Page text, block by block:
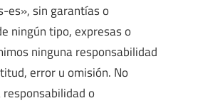
es», sin garantías o
ningún tipo, expresas o
ninguna responsabilidad
error u omisión. No
o